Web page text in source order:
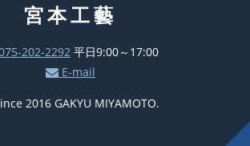
宮本工藝
202-2292 平日9:00～17:00
E-mail
2016 GAKYU MIYAMOTO.